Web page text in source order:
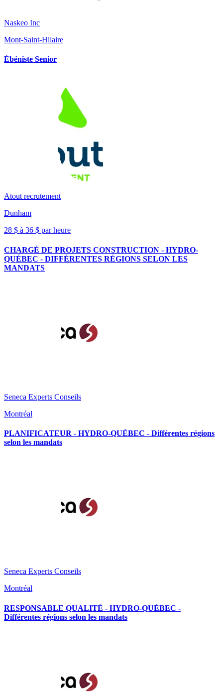
Naskeo Inc
Mont-Saint-Hilaire
Ébéniste Senior
Atout recrutement
Dunham
28 $ à 36 $ par heure
CHARGÉ DE PROJETS CONSTRUCTION - HYDRO-
QUÉBEC - DIFFÉRENTES RÉGIONS SELON LES
MANDATS
Seneca Experts Conseils
Montréal
PLANIFICATEUR - HYDRO-QUÉBEC - Différentes régions
selon les mandats
Seneca Experts Conseils
Montréal
RESPONSABLE QUALITÉ - HYDRO-QUÉBEC -
Différentes régions selon les mandats